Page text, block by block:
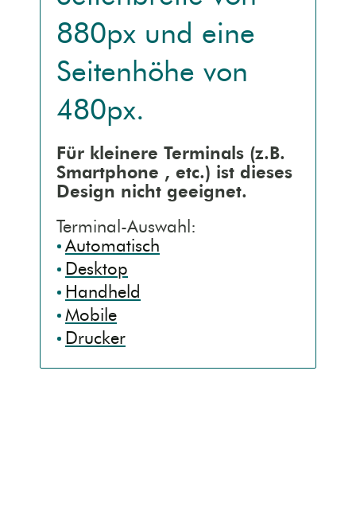
Kontaktseite [3]
Sitemap [4]
Detailsuche [5]
Erklärung [9]
Mobile (Handy)
Barrierefrei (AA)
Druck (Vorschau)
880px und eine
Seitenhöhe von
480px.
Für kleinere Terminals (z.B.
Smartphone , etc.) ist dieses
Design nicht geeignet.
Terminal-Auswahl:
Automatisch
Desktop
Handheld
Mobile
Drucker